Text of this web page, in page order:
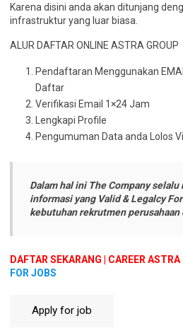
Karena disini anda akan ditunjang
infrastruktur yang luar biasa.
ALUR DAFTAR ONLINE ASTRA GROUP
Pendaftaran Menggunakan
Daftar
Verifikasi Email 1×24 Jam
Lengkapi Profile
Pengumuman Data anda Lolos
Dalam hal ini The Company selalu
informasi yang Valid & Legalcy
kebutuhan rekrutmen
DAFTAR SEKARANG | CAREER ASTRA
FOR JOBS